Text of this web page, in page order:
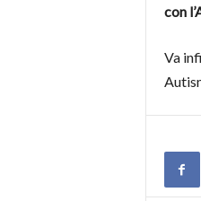
con
Va